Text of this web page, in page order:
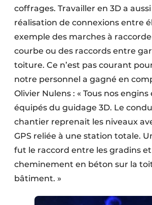
coffrages. Travailler en 3D a
réalisation de connexions entre
exemple des marches à
courbe ou des raccords entre
toiture. Ce n’est pas courant
notre personnel a gagné en
Olivier Nulens : « Tous nos
équipés du guidage 3D. Le
chantier reprenait les niveaux
GPS reliée à une station totale.
fut le raccord entre les gradins et
cheminement en béton sur la
bâtiment. »